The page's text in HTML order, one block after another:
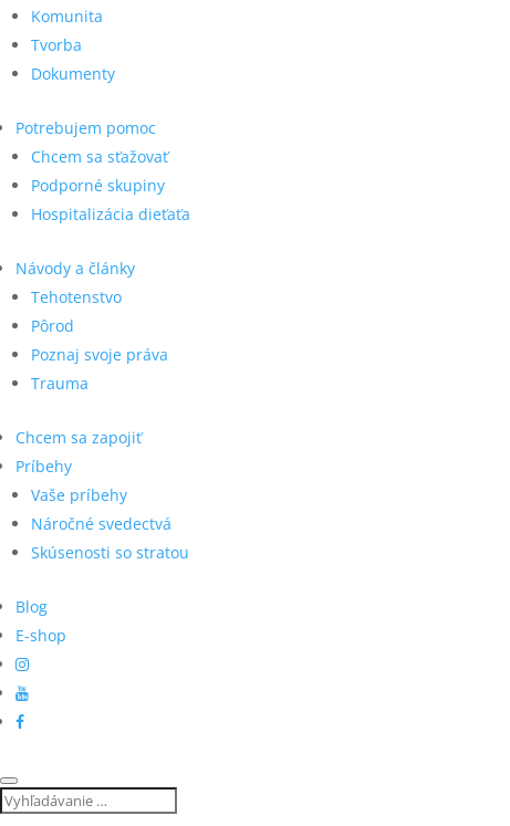
Komunita
Tvorba
Dokumenty
Potrebujem pomoc
Chcem sa sťažovať
Podporné skupiny
Hospitalizácia dieťaťa
Návody a články
Tehotenstvo
Pôrod
Poznaj svoje práva
Trauma
Chcem sa zapojiť
Príbehy
Vaše príbehy
Náročné svedectvá
Skúsenosti so stratou
Blog
E-shop